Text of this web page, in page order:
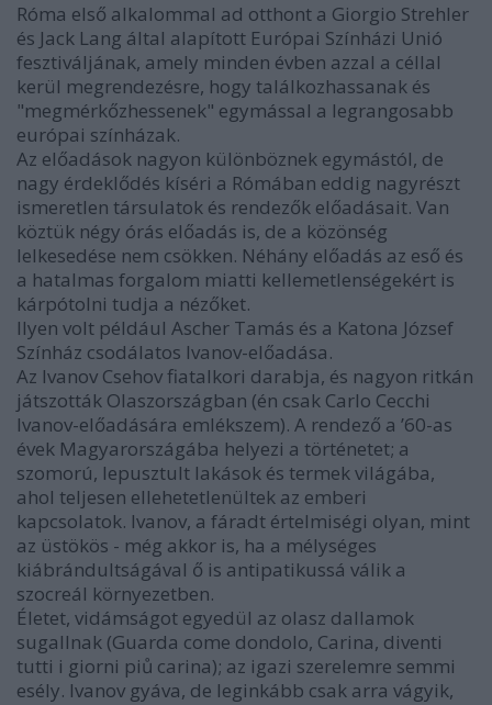
Róma első alkalommal ad otthont a Giorgio Strehler
és Jack Lang által alapított Európai Színházi Unió
fesztiváljának, amely minden évben azzal a céllal
kerül megrendezésre, hogy találkozhassanak és
"megmérkőzhessenek" egymással a legrangosabb
európai színházak.
Az előadások nagyon különböznek egymástól, de
nagy érdeklődés kíséri a Rómában eddig nagyrészt
ismeretlen társulatok és rendezők előadásait. Van
köztük négy órás előadás is, de a közönség
lelkesedése nem csökken. Néhány előadás az eső és
a hatalmas forgalom miatti kellemetlenségekért is
kárpótolni tudja a nézőket.
Ilyen volt például Ascher Tamás és a Katona József
Színház csodálatos Ivanov-előadása.
Az Ivanov Csehov fiatalkori darabja, és nagyon ritkán
játszották Olaszországban (én csak Carlo Cecchi
Ivanov-előadására emlékszem). A rendező a ’60-as
évek Magyarországába helyezi a történetet; a
szomorú, lepusztult lakások és termek világába,
ahol teljesen ellehetetlenültek az emberi
kapcsolatok. Ivanov, a fáradt értelmiségi olyan, mint
az üstökös - még akkor is, ha a mélységes
kiábrándultságával ő is antipatikussá válik a
szocreál környezetben.
Életet, vidámságot egyedül az olasz dallamok
sugallnak (Guarda come dondolo, Carina, diventi
tutti i giorni piů carina); az igazi szerelemre semmi
esély. Ivanov gyáva, de leginkább csak arra vágyik,